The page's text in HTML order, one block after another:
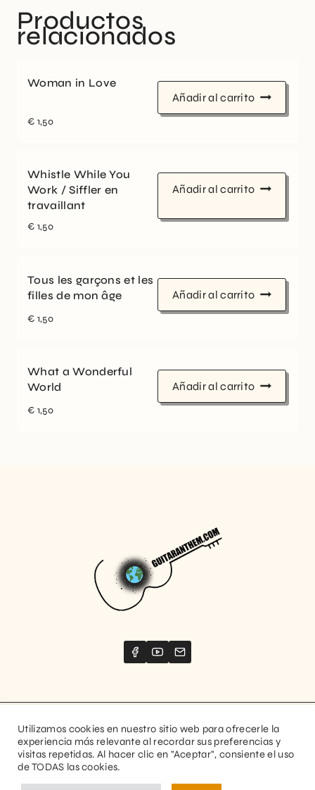
Productos
relacionados
Woman in Love
€ 1,50
Añadir al carrito
Whistle While You
Work / Siffler en
travaillant
€ 1,50
Añadir al carrito
Tous les garçons et les
filles de mon âge
€ 1,50
Añadir al carrito
What a Wonderful
World
€ 1,50
Añadir al carrito
Website created byStimize
© 2026 Guitaranthem. All rights reserved.
Utilizamos cookies en nuestro sitio web para ofrecerle la
experiencia más relevante al recordar sus preferencias y
visitas repetidas. Al hacer clic en "Aceptar", consiente el uso
de TODAS las cookies.